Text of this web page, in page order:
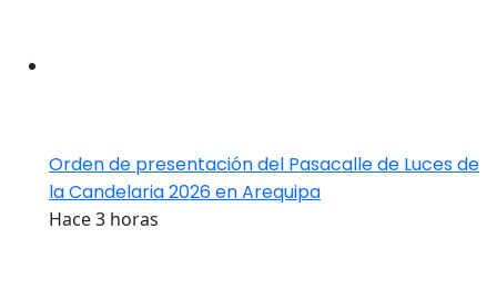
Orden de presentación del Pasacalle de Luces de
la Candelaria 2026 en Arequipa
Hace 3 horas